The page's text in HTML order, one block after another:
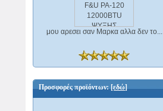
μου αρεσει σαν Μαρκα αλλα δεν το...
Προσφορές προϊόντων:[εδώ]